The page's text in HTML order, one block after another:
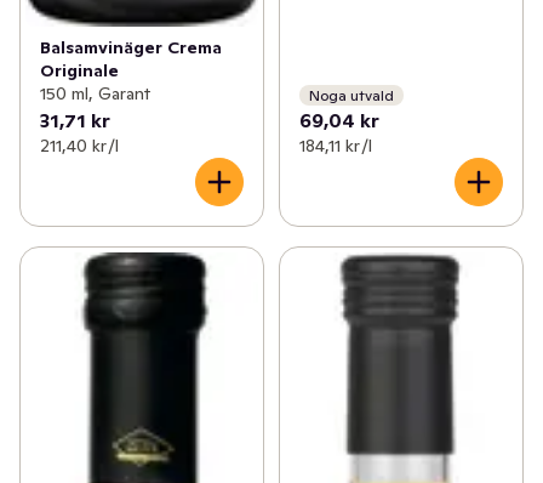
Balsamvinäger Crema
Originale
150 ml, Garant
31,71 kr
211,40 kr /l
Noga utvald
69,04 kr
184,11 kr /l